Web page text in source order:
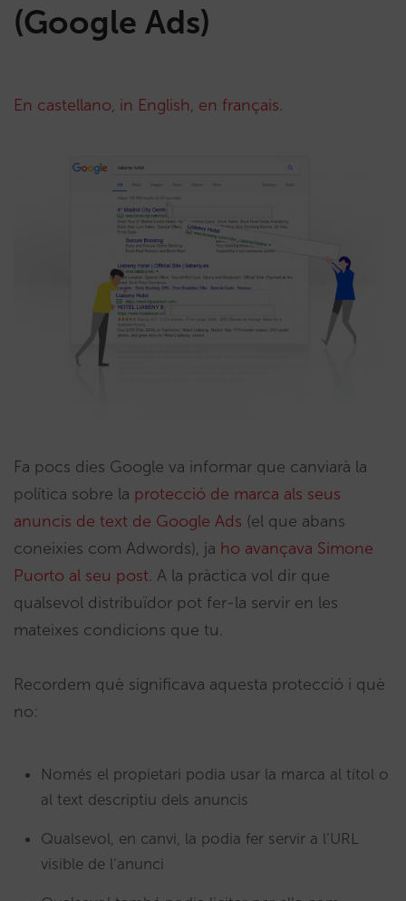
(Google Ads)
En castellano, in English, en français.
Fa pocs dies Google va informar que canviarà la
política sobre la protecció de marca als seus
anuncis de text de Google Ads (el que abans
coneixies com Adwords), ja ho avançava Simone
Puorto al seu post. A la pràctica vol dir que
qualsevol distribuïdor pot fer-la servir en les
mateixes condicions que tu.
Recordem què significava aquesta protecció i què
no:
Només el propietari podia usar la marca al títol o
al text descriptiu dels anuncis
Qualsevol, en canvi, la podia fer servir a l’URL
visible de l’anunci